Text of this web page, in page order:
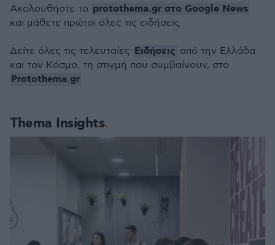
Thema Insights
Ακολουθήστε το protothema.gr στο Google News
και μάθετε πρώτοι όλες τις ειδήσεις
Δείτε όλες τις τελευταίες Ειδήσεις από την Ελλάδα
και τον Κόσμο, τη στιγμή που συμβαίνουν, στο
Protothema.gr